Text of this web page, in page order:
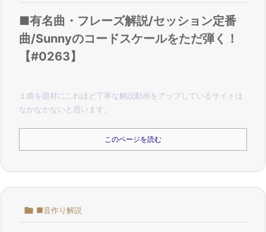
■有名曲・フレーズ解説/セッション定番
曲/Sunnyのコードスケールをただ弾く！
【#0263】
１曲を題材にこれほど丁寧な解説動画をアップしているサイトは
なかなかないと思います。
このページを読む
 ■音作り解説